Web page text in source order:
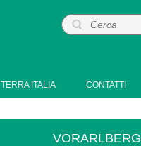
TERRA ITALIA CONTATTI
VORARLBERG